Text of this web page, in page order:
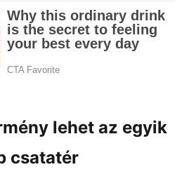
lehet az egyik
csatatér